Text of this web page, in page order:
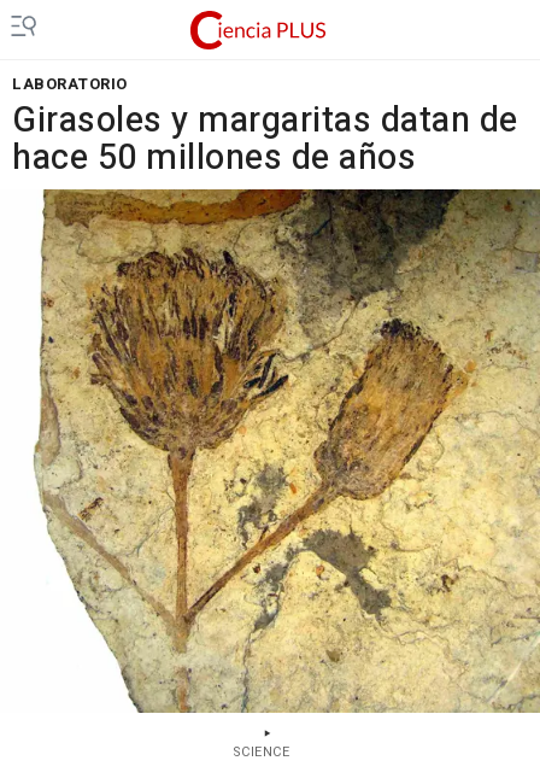
LABORATORIO
Girasoles y margaritas datan de
hace 50 millones de años
SCIENCE